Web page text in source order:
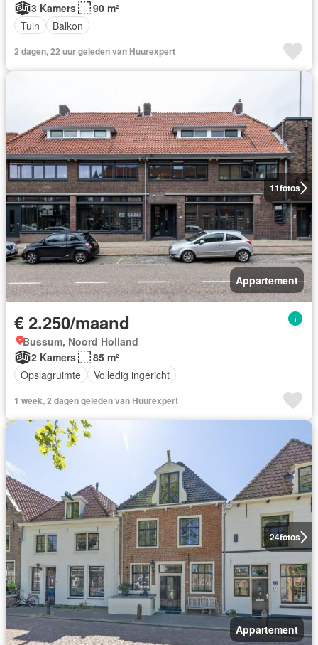
3 Kamers
90 m²
Tuin
Balkon
2 dagen, 22 uur geleden van Huurexpert
11fotos
Appartement
€ 2.250/maand
Bussum, Noord Holland
2 Kamers
85 m²
Opslagruimte
Volledig ingericht
1 week, 2 dagen geleden van Huurexpert
24fotos
Appartement